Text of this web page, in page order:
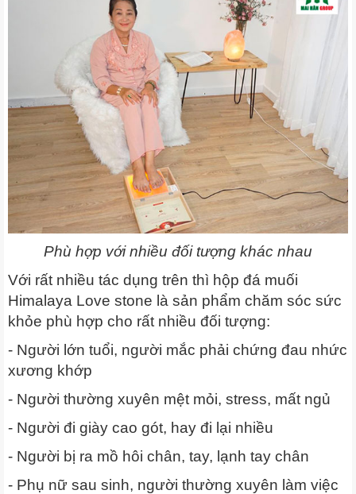
Phù hợp với nhiều đối tượng khác nhau
Với rất nhiều tác dụng trên thì hộp đá muối
Himalaya Love stone là sản phẩm chăm sóc sức
khỏe phù hợp cho rất nhiều đối tượng:
- Người lớn tuổi, người mắc phải chứng đau nhức
xương khớp
- Người thường xuyên mệt mỏi, stress, mất ngủ
- Người đi giày cao gót, hay đi lại nhiều
- Người bị ra mồ hôi chân, tay, lạnh tay chân
- Phụ nữ sau sinh, người thường xuyên làm việc